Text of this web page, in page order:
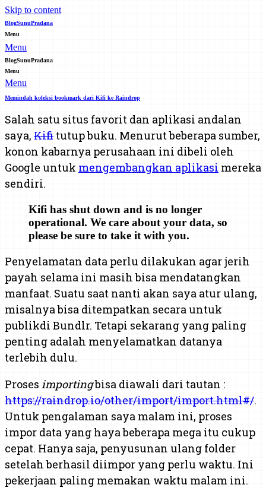
Skip to content
BlogSunuPradana
Menu
Menu
BlogSunuPradana
Menu
Menu
Memindah koleksi bookmark dari Kifi ke Raindrop
Salah satu situs favorit dan aplikasi andalan
saya, Kifi tutup buku. Menurut beberapa sumber,
konon kabarnya perusahaan ini dibeli oleh
Google untuk mengembangkan aplikasi mereka
sendiri.
Kifi has shut down and is no longer
operational. We care about your data, so
please be sure to take it with you.
Penyelamatan data perlu dilakukan agar jerih
payah selama ini masih bisa mendatangkan
manfaat. Suatu saat nanti akan saya atur ulang,
misalnya bisa ditempatkan secara untuk
publikdi Bundlr. Tetapi sekarang yang paling
penting adalah menyelamatkan datanya
terlebih dulu.
Proses importingbisa diawali dari tautan :
https://raindrop.io/other/import/import.html#/.
Untuk pengalaman saya malam ini, proses
impor data yang haya beberapa mega itu cukup
cepat. Hanya saja, penyusunan ulang folder
setelah berhasil diimpor yang perlu waktu. Ini
pekerjaan paling memakan waktu malam ini.